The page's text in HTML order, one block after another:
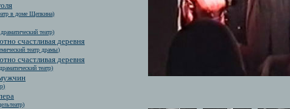
в доме Щепкина)
театр)
счастливая деревня
театр драмы)
счастливая деревня
театр)